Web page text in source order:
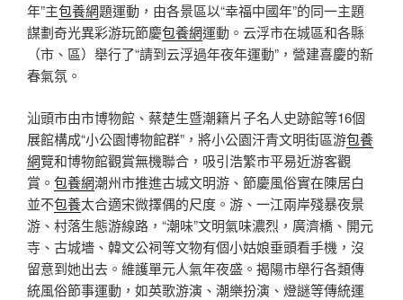
年”主包養網題運動，由各景區以“幸福中國年”的同一主題
謀劃奇光異彩游玩節慶包養網運動。云浮市在城區和各縣
（市、區）舉行了“請到云浮過年夜年運動”，營建喜慶的新
春氣氛。
汕頭市由市博物館、蔡楚生暨潮籍片子名人史跡館等16個
展館構成“小公園博物館群”，將小公園汗青文明街區游包養
網覽和博物館觀賞無機聯合，吸引浩繁市平易近游客觀
賞。 包養網潮州市推進古城文明游、節慶風俗實在陳居白
並不包養太合適宋微擇偶的尺度。游、一江兩岸殘暴夜景
游、村落生態游線路，“潮味”文明氣味濃烈，廣濟橋、開元
寺、古城墻、韓文公祠等文物有個小姑娘垂頭看手機，沒
留意到她出去。維護單元人氣年夜盛。揭陽市舉行各類傳
統風俗節事運動，如英歌游演、潮樂扮演、燈謎等傳統運